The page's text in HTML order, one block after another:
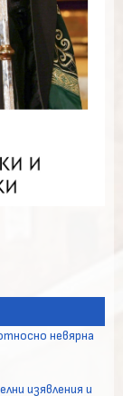
невярна
изявления и